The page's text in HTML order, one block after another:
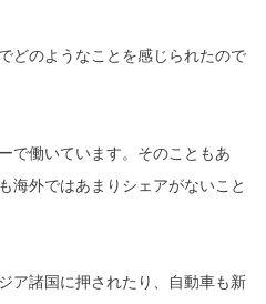
どのようなことを感じられたので
で働いています。そのこともあ
海外ではあまりシェアがないこと
ア諸国に押されたり、自動車も新